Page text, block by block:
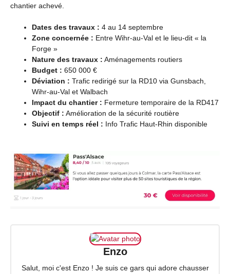
chantier achevé.
Dates des travaux : 4 au 14 septembre
Zone concernée : Entre Wihr-au-Val et le lieu-dit « la
Forge »
Nature des travaux : Aménagements routiers
Budget : 650 000 €
Déviation : Trafic redirigé sur la RD10 via Gunsbach,
Wihr-au-Val et Walbach
Impact du chantier : Fermeture temporaire de la RD417
Objectif : Amélioration de la sécurité routière
Suivi en temps réel : Info Trafic Haut-Rhin disponible
Enzo
Salut, moi c'est Enzo ! Je suis ce gars qui adore chausser